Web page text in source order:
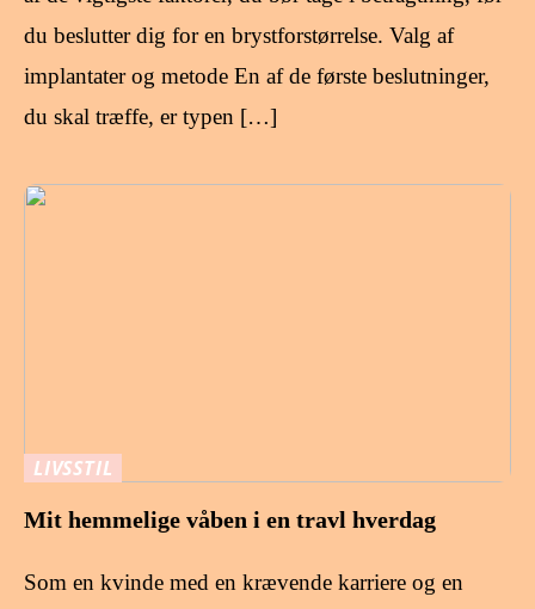
du beslutter dig for en brystforstørrelse. Valg af
implantater og metode En af de første beslutninger,
du skal træffe, er typen […]
LIVSSTIL
Mit hemmelige våben i en travl hverdag
Som en kvinde med en krævende karriere og en